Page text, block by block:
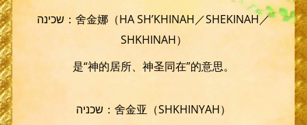
שכינה：舍金娜（HA SH’KHINAH／SHEKINAH／
SHKHINAH）
是“神的居所、神圣同在”的意思。
שכניה：舍金亚（SHKHINYAH）